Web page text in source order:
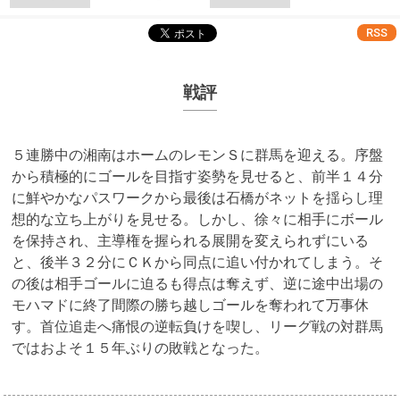
RSS
戦評
５連勝中の湘南はホームのレモンＳに群馬を迎える。序盤
から積極的にゴールを目指す姿勢を見せると、前半１４分
に鮮やかなパスワークから最後は石橋がネットを揺らし理
想的な立ち上がりを見せる。しかし、徐々に相手にボール
を保持され、主導権を握られる展開を変えられずにいる
と、後半３２分にＣＫから同点に追い付かれてしまう。そ
の後は相手ゴールに迫るも得点は奪えず、逆に途中出場の
モハマドに終了間際の勝ち越しゴールを奪われて万事休
す。首位追走へ痛恨の逆転負けを喫し、リーグ戦の対群馬
ではおよそ１５年ぶりの敗戦となった。